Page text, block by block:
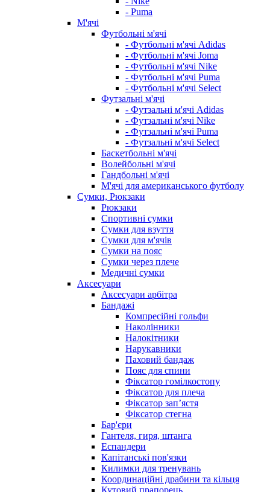
- Puma
М'ячі
Футбольні м'ячі
- Футбольні м'ячі Adidas
- Футбольні м'ячі Joma
- Футбольні м'ячі Nike
- Футбольні м'ячі Puma
- Футбольні м'ячі Select
Футзальні м'ячі
- Футзальні м'ячі Adidas
- Футзальні м'ячі Nike
- Футзальні м'ячі Puma
- Футзальні м'ячі Select
Баскетбольні м'ячі
Волейбольні м'ячі
Гандбольні м'ячі
М'ячі для американського футболу
Сумки, Рюкзаки
Рюкзаки
Спортивні сумки
Сумки для взуття
Сумки для м'ячів
Сумки на пояс
Сумки через плече
Медичні сумки
Аксесуари
Аксесуари арбітра
Бандажі
Компресійні гольфи
Наколінники
Налокітники
Нарукавники
Паховий бандаж
Пояс для спини
Фіксатор гомілкостопу
Фіксатор для плеча
Фіксатор запʼястя
Фіксатор стегна
Бар'єри
Гантеля, гиря, штанга
Еспандери
Капітанські пов'язки
Килимки для тренувань
Координаційні драбини та кільця